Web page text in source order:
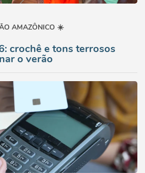
AMAZÔNICO ☀️
crochê e tons terrosos
o verão